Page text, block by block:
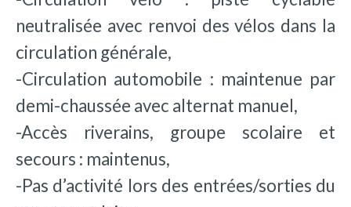
neutralisée avec renvoi des vélos dans la
circulation générale,
-Circulation automobile : maintenue par
demi-chaussée avec alternat manuel,
-Accès riverains, groupe scolaire et
secours : maintenus,
-Pas d’activité lors des entrées/sorties du